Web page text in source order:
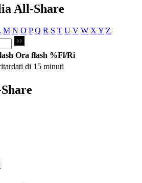
All-Share
M N O P Q R S T U V W X Y Z
Ora flash %Fl/Ri
di 15 minuti